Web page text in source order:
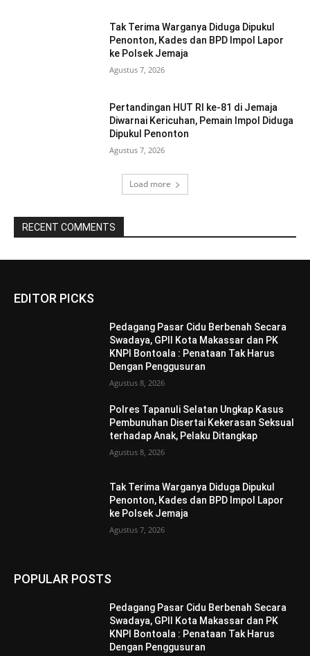
Tak Terima Warganya Diduga Dipukul
Penonton, Kades dan BPD Impol Lapor
ke Polsek Jemaja
Agustus 7, 2026
Pertandingan HUT RI ke-81 di Jemaja
Diwarnai Kericuhan, Pemain Impol Diduga
Dipukul Penonton
Agustus 7, 2026
Load more
RECENT COMMENTS
EDITOR PICKS
Pedagang Pasar Cidu Berbenah Secara
Swadaya, GPII Kota Makassar dan PK
KNPI Bontoala : Penataan Tak Harus
Dengan Penggusuran
Agustus 8, 2026
Polres Tapanuli Selatan Ungkap Kasus
Pembunuhan Disertai Kekerasan Seksual
terhadap Anak, Pelaku Ditangkap
Agustus 8, 2026
Tak Terima Warganya Diduga Dipukul
Penonton, Kades dan BPD Impol Lapor
ke Polsek Jemaja
Agustus 7, 2026
POPULAR POSTS
Pedagang Pasar Cidu Berbenah Secara
Swadaya, GPII Kota Makassar dan PK
KNPI Bontoala : Penataan Tak Harus
Dengan Penggusuran